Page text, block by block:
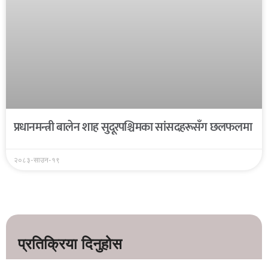
प्रधानमन्त्री बालेन शाह सुदूरपश्चिमका सांसदहरूसँग छलफलमा
२०८३-साउन-१९